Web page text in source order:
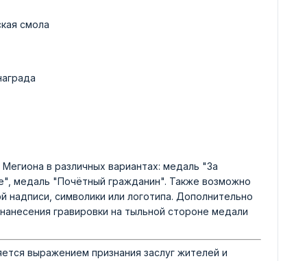
смола
в различных вариантах: медаль "За
медаль "Почётный гражданин". Также возможно
надписи, символики или логотипа. Дополнительно
гравировки на тыльной стороне медали
выражением признания заслуг жителей и